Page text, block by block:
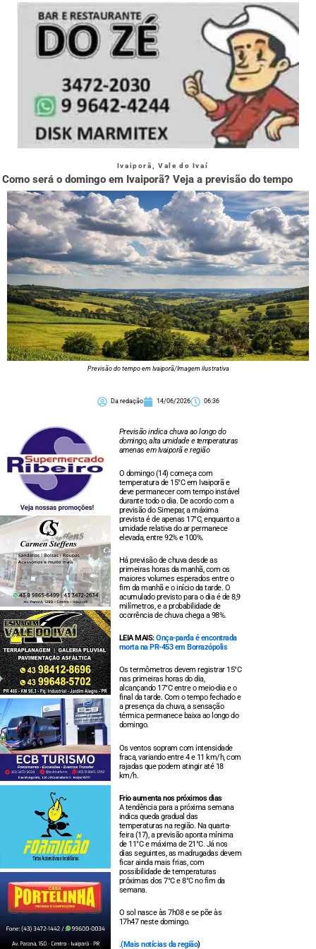
Ivaiporã Vale do Ivaí
Como será o domingo em Ivaiporã? Veja a previsão do tempo
Previsão do tempo em Ivaiporã/Imagem ilustrativa
Da redação 14/06/2026 06:36
Previsão indica chuva ao longo do
domingo, alta umidade e temperaturas
amenas em Ivaiporã e região
O domingo (14) começa com
temperatura de 15°C em Ivaiporã e
deve permanecer com tempo instável
durante todo o dia. De acordo com a
previsão do Simepar, a máxima
prevista é de apenas 17°C, enquanto a
umidade relativa do ar permanece
elevada, entre 92% e 100%.
Há previsão de chuva desde as
primeiras horas da manhã, com os
maiores volumes esperados entre o
fim da manhã e o início da tarde. O
acumulado previsto para o dia é de 8,9
milímetros, e a probabilidade de
ocorrência de chuva chega a 98%.
LEIA MAIS:Onça-parda é encontrada
morta na PR-453 em Borrazópolis
Os termômetros devem registrar 15°C
nas primeiras horas do dia,
alcançando 17°C entre o meio-dia e o
final da tarde. Com o tempo fechado e
a presença da chuva, a sensação
térmica permanece baixa ao longo do
domingo.
Os ventos sopram com intensidade
fraca, variando entre 4 e 11 km/h, com
rajadas que podem atingir até 18
km/h.
Frio aumenta nos próximos dias
A tendência para a próxima semana
indica queda gradual das
temperaturas na região. Na quarta-
feira (17), a previsão aponta mínima
de 11°C e máxima de 21°C. Já nos
dias seguintes, as madrugadas devem
ficar ainda mais frias, com
possibilidade de temperaturas
próximas dos 7°C e 8°C no fim da
semana.
O sol nasce às 7h08 e se põe às
17h47 neste domingo.
.(Mais notícias da região)